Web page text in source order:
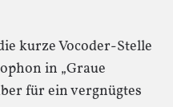
kurze Vocoder-Stelle
in „Graue
für ein vergnügtes